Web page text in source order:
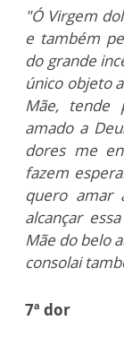
"Ó Virgem
e também
do grande
único objeto
Mãe, tende
amado a
dores me
fazem
quero amar
alcançar
Mãe do belo
consolai
7ª dor